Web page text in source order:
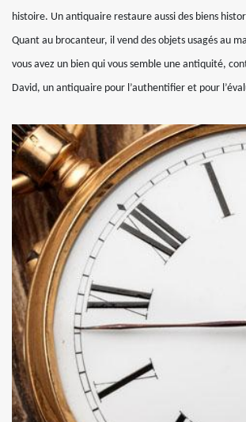
histoire. Un antiquaire restaure aussi des biens
Quant au brocanteur, il vend des objets usagés au
vous avez un bien qui vous semble une antiquité,
David, un antiquaire pour l’authentifier et pour